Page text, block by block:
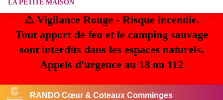
⚠️ Vigilance Rouge - Risque incendie.
Tout apport de feu et le camping sauvage
sont interdits dans les espaces naturels.
Appels d'urgence au 18 ou 112
RANDO Cœur & Coteaux Comminges
LA PETITE MAISON